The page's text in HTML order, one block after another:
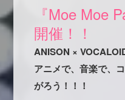
『Moe Moe
開催！！
ANISON ×
アニメで、音楽で、
がろう！！！